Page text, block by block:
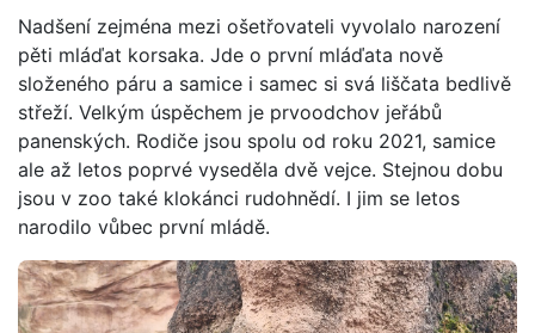
Nadšení zejména mezi ošetřovateli vyvolalo narození
pěti mláďat korsaka. Jde o první mláďata nově
složeného páru a samice i samec si svá liščata bedlivě
střeží. Velkým úspěchem je prvoodchov jeřábů
panenských. Rodiče jsou spolu od roku 2021, samice
ale až letos poprvé vyseděla dvě vejce. Stejnou dobu
jsou v zoo také klokánci rudohnědí. I jim se letos
narodilo vůbec první mládě.